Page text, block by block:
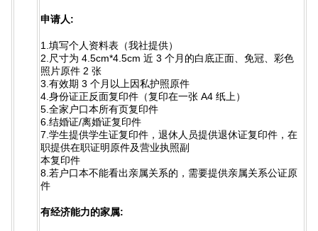
申请人:
1.填写个人资料表（我社提供）
2.尺寸为 4.5cm*4.5cm 近 3 个月的白底正面、免冠、彩色
照片原件 2 张
3.有效期 3 个月以上因私护照原件
4.身份证正反面复印件（复印在一张 A4 纸上）
5.全家户口本所有页复印件
6.结婚证/离婚证复印件
7.学生提供学生证复印件，退休人员提供退休证复印件，在
职提供在职证明原件及营业执照副
本复印件
8.若户口本不能看出亲属关系的，需要提供亲属关系公证原
件
有经济能力的家属: